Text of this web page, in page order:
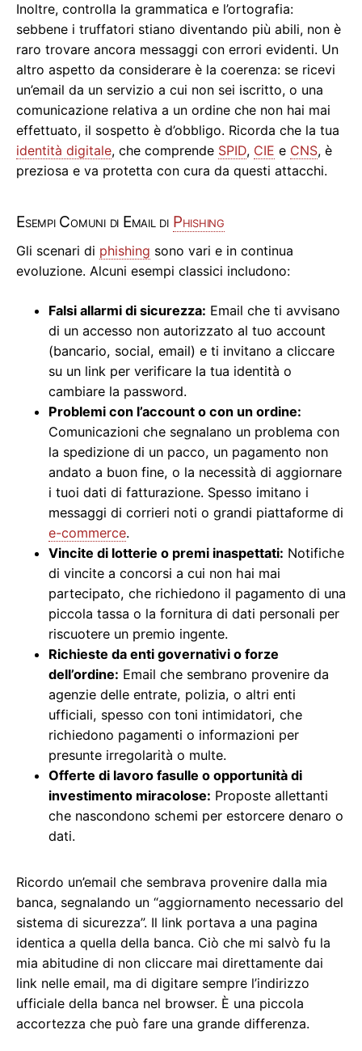
Inoltre, controlla la grammatica e l’ortografia:
sebbene i truffatori stiano diventando più abili, non è
raro trovare ancora messaggi con errori evidenti. Un
altro aspetto da considerare è la coerenza: se ricevi
un’email da un servizio a cui non sei iscritto, o una
comunicazione relativa a un ordine che non hai mai
effettuato, il sospetto è d’obbligo. Ricorda che la tua
identità digitale, che comprende SPID, CIE e CNS, è
preziosa e va protetta con cura da questi attacchi.
Esempi Comuni di Email di Phishing
Gli scenari di phishing sono vari e in continua
evoluzione. Alcuni esempi classici includono:
Falsi allarmi di sicurezza: Email che ti avvisano
di un accesso non autorizzato al tuo account
(bancario, social, email) e ti invitano a cliccare
su un link per verificare la tua identità o
cambiare la password.
Problemi con l’account o con un ordine:
Comunicazioni che segnalano un problema con
la spedizione di un pacco, un pagamento non
andato a buon fine, o la necessità di aggiornare
i tuoi dati di fatturazione. Spesso imitano i
messaggi di corrieri noti o grandi piattaforme di
e-commerce.
Vincite di lotterie o premi inaspettati: Notifiche
di vincite a concorsi a cui non hai mai
partecipato, che richiedono il pagamento di una
piccola tassa o la fornitura di dati personali per
riscuotere un premio ingente.
Richieste da enti governativi o forze
dell’ordine: Email che sembrano provenire da
agenzie delle entrate, polizia, o altri enti
ufficiali, spesso con toni intimidatori, che
richiedono pagamenti o informazioni per
presunte irregolarità o multe.
Offerte di lavoro fasulle o opportunità di
investimento miracolose: Proposte allettanti
che nascondono schemi per estorcere denaro o
dati.
Ricordo un’email che sembrava provenire dalla mia
banca, segnalando un “aggiornamento necessario del
sistema di sicurezza”. Il link portava a una pagina
identica a quella della banca. Ciò che mi salvò fu la
mia abitudine di non cliccare mai direttamente dai
link nelle email, ma di digitare sempre l’indirizzo
ufficiale della banca nel browser. È una piccola
accortezza che può fare una grande differenza.